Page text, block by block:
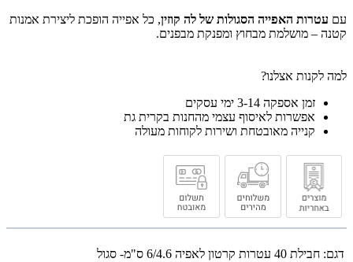
עם עטרות האפייה הסגולות של לה קוזין, כל אפייה הופכת ליצירת אמנות
קטנה – מושלמת מבחוץ ומפנקת מבפנים.
למה לקנות אצלנו?
זמן אספקה 3-14 ימי עסקים
אפשרות לאיסוף עצמי מהחנות בקרית גת
קנייה מאובטחת ושירות לקוחות מעולה
דגם: חבילת 40 עטרות קרטון לאפיה 6/4.6 ס"מ- סגול